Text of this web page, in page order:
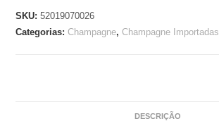
SKU:52019070026
Categorias:Champagne,Champagne Importadas
DESCRIÇÃO